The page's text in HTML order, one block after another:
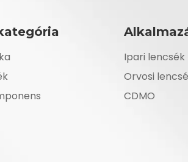
Ipari lencsék
Orvosi
CDMO